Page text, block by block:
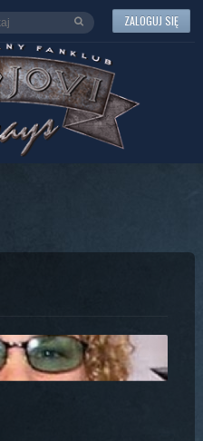
ZALOGUJ SIĘ